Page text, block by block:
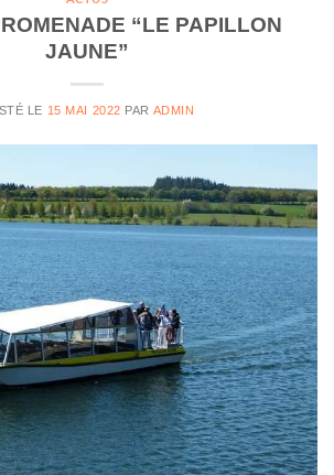
“LE PAPILLON
JAUNE”
LE 15 MAI 2022 PAR ADMIN